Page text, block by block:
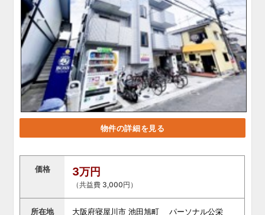
物件の詳細を見る
価格 3万円
（共益費 3,000円）
所在地 大阪府寝屋川市 池田旭町 パーソナル公栄